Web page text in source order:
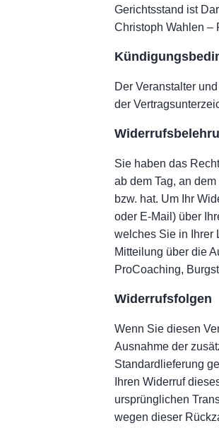
Gerichtsstand ist
Christoph Wahlen –
Der Veranstalter
der
Sie haben das
ab dem Tag, an
bzw. hat. Um Ihr
oder E-Mail) über
welches Sie in Ihrer
Mitteilung über die
ProCoaching,
Widerrufsfolgen
Wenn Sie diesen
Ausnahme der
Standardlieferung
Ihren Widerruf
ursprünglichen
wegen dieser